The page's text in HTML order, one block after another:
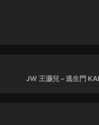
JW 王灏兒 – 逃生門